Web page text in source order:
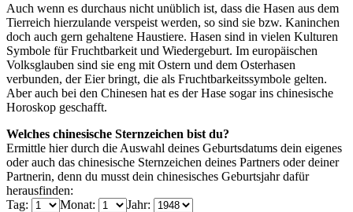
Auch wenn es durchaus nicht unüblich ist, dass die Hasen aus dem
Tierreich hierzulande verspeist werden, so sind sie bzw. Kaninchen
doch auch gern gehaltene Haustiere. Hasen sind in vielen Kulturen
Symbole für Fruchtbarkeit und Wiedergeburt. Im europäischen
Volksglauben sind sie eng mit Ostern und dem Osterhasen
verbunden, der Eier bringt, die als Fruchtbarkeitssymbole gelten.
Aber auch bei den Chinesen hat es der Hase sogar ins chinesische
Horoskop geschafft.
Welches chinesische Sternzeichen bist du?
Ermittle hier durch die Auswahl deines Geburtsdatums dein eigenes
oder auch das chinesische Sternzeichen deines Partners oder deiner
Partnerin, denn du musst dein chinesisches Geburtsjahr dafür
herausfinden:
Tag:
Monat: Jahr: